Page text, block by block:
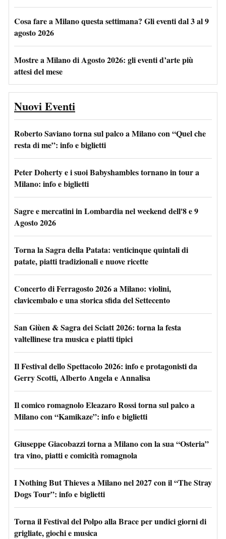
Cosa fare a Milano questa settimana? Gli eventi dal 3 al 9
agosto 2026
Mostre a Milano di Agosto 2026: gli eventi d’arte più
attesi del mese
Nuovi Eventi
Roberto Saviano torna sul palco a Milano con “Quel che
resta di me”: info e biglietti
Peter Doherty e i suoi Babyshambles tornano in tour a
Milano: info e biglietti
Sagre e mercatini in Lombardia nel weekend dell'8 e 9
Agosto 2026
Torna la Sagra della Patata: venticinque quintali di
patate, piatti tradizionali e nuove ricette
Concerto di Ferragosto 2026 a Milano: violini,
clavicembalo e una storica sfida del Settecento
San Giùen & Sagra dei Sciatt 2026: torna la festa
valtellinese tra musica e piatti tipici
Il Festival dello Spettacolo 2026: info e protagonisti da
Gerry Scotti, Alberto Angela e Annalisa
Il comico romagnolo Eleazaro Rossi torna sul palco a
Milano con “Kamikaze”: info e biglietti
Giuseppe Giacobazzi torna a Milano con la sua “Osteria”
tra vino, piatti e comicità romagnola
I Nothing But Thieves a Milano nel 2027 con il “The Stray
Dogs Tour”: info e biglietti
Torna il Festival del Polpo alla Brace per undici giorni di
grigliate, giochi e musica